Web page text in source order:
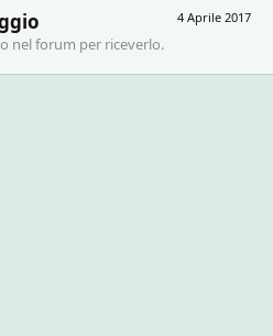
4 Aprile 2017
nel forum per riceverlo.